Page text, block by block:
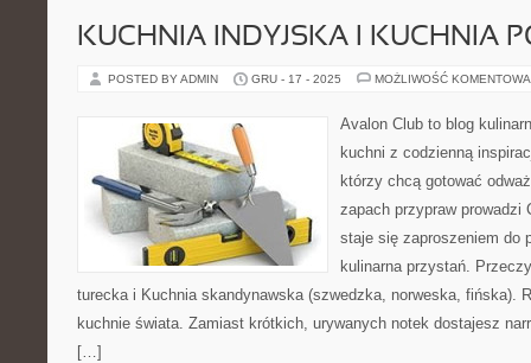
KUCHNIA INDYJSKA I KUCHNIA
POSTED BY ADMIN GRU - 17 - 2025 MOŻLIWOŚĆ
Avalon Club to blog
kuchni z codzienną
którzy chcą gotować
zapach przypraw prowadzi
staje się zaproszeniem do
kulinarna przystań.
turecka i Kuchnia skandynawska (szwedzka, norweska, fińska).
kuchnie świata. Zamiast krótkich, urywanych notek dostajesz
[…]